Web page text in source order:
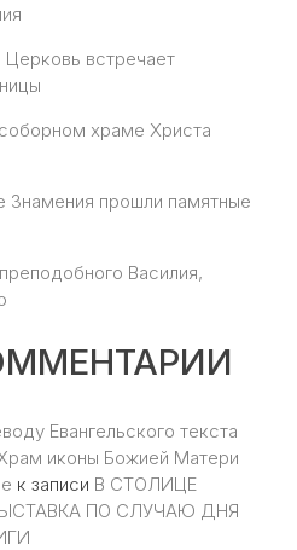
Церковь встречает
храме Христа
Знамения прошли памятные
Василия,
Евангельского текста
иконы Божией Матери
к записи В СТОЛИЦЕ
ПО СЛУЧАЮ ДНЯ